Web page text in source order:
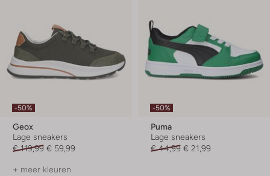
-50%
Geox
Lage sneakers
€ 119,99 € 59,99
+ meer kleuren
-50%
Puma
Lage sneakers
€ 44,99 € 21,99